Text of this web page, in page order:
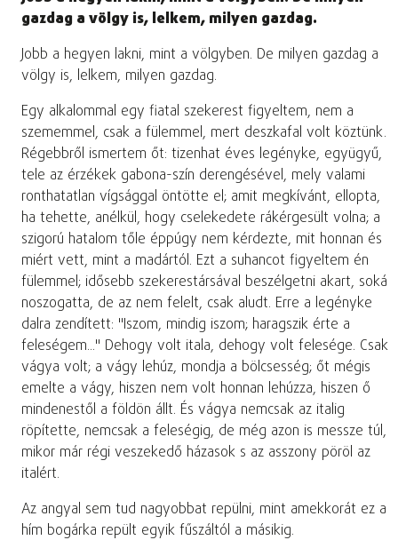
gazdag a völgy is, lelkem, milyen gazdag.
Jobb a hegyen lakni, mint a völgyben. De milyen gazdag a
völgy is, lelkem, milyen gazdag.
Egy alkalommal egy fiatal szekerest figyeltem, nem a
szememmel, csak a fülemmel, mert deszkafal volt köztünk.
Régebbről ismertem őt: tizenhat éves legényke, együgyű,
tele az érzékek gabona-szín derengésével, mely valami
ronthatatlan vígsággal öntötte el; amit megkívánt, ellopta,
ha tehette, anélkül, hogy cselekedete rákérgesült volna; a
szigorú hatalom tőle éppúgy nem kérdezte, mit honnan és
miért vett, mint a madártól. Ezt a suhancot figyeltem én
fülemmel; idősebb szekerestársával beszélgetni akart, soká
noszogatta, de az nem felelt, csak aludt. Erre a legényke
dalra zendített: "Iszom, mindig iszom; haragszik érte a
feleségem..." Dehogy volt itala, dehogy volt felesége. Csak
vágya volt; a vágy lehúz, mondja a bölcsesség; őt mégis
emelte a vágy, hiszen nem volt honnan lehúzza, hiszen ő
mindenestől a földön állt. És vágya nemcsak az italig
röpítette, nemcsak a feleségig, de még azon is messze túl,
mikor már régi veszekedő házasok s az asszony pöröl az
italért.
Az angyal sem tud nagyobbat repülni, mint amekkorát ez a
hím bogárka repült egyik fűszáltól a másikig.